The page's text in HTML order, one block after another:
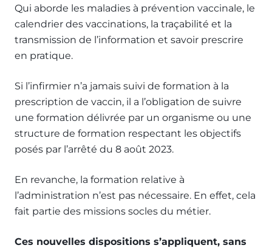
Qui aborde les maladies à prévention vaccinale, le
calendrier des vaccinations, la traçabilité et la
transmission de l’information et savoir prescrire
en pratique.
Si l’infirmier n’a jamais suivi de formation à la
prescription de vaccin, il a l’obligation de suivre
une formation délivrée par un organisme ou une
structure de formation respectant les objectifs
posés par l’arrêté du 8 août 2023.
En revanche, la formation relative à
l’administration n’est pas nécessaire. En effet, cela
fait partie des missions socles du métier.
Ces nouvelles dispositions s’appliquent, sans